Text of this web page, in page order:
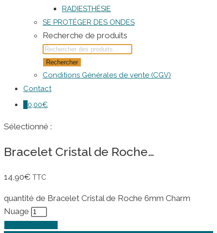
RADIESTHÉSIE
SE PROTÉGER DES ONDES
Recherche de produits
Rechercher
Conditions Générales de vente (CGV)
Contact
0,00€
Sélectionné :
Bracelet Cristal de Roche…
14,90€ TTC
quantité de Bracelet Cristal de Roche 6mm Charm
Nuage